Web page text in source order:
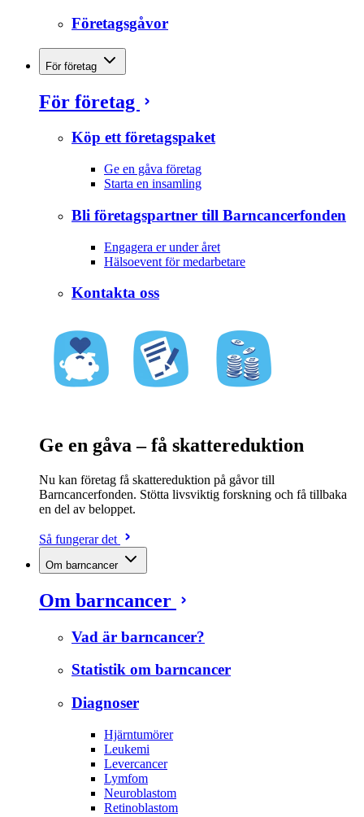
Företagsgåvor
För företag
För företag
Köp ett företagspaket
Ge en gåva företag
Starta en insamling
Bli företagspartner till Barncancerfonden
Engagera er under året
Hälsoevent för medarbetare
Kontakta oss
Ge en gåva – få skattereduktion
Nu kan företag få skattereduktion på gåvor till
Barncancerfonden. Stötta livsviktig forskning och få tillbaka
en del av beloppet.
Så fungerar det
Om barncancer
Om barncancer
Vad är barncancer?
Statistik om barncancer
Diagnoser
Hjärntumörer
Leukemi
Levercancer
Lymfom
Neuroblastom
Retinoblastom